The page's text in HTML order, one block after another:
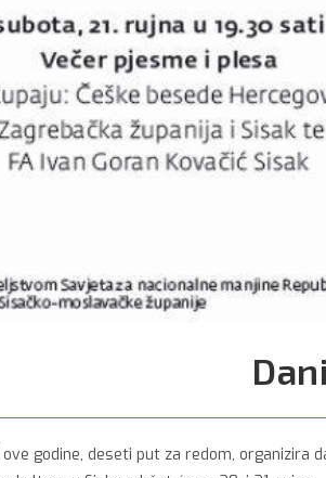
ove godine, deseti put za redom,